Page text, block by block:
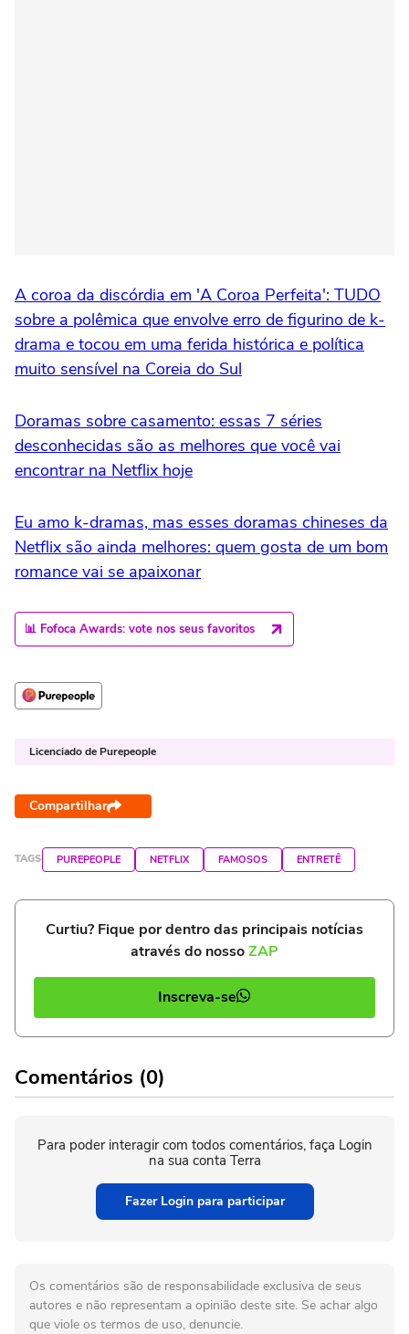
A coroa da discórdia em 'A Coroa Perfeita': TUDO
sobre a polêmica que envolve erro de figurino de k-
drama e tocou em uma ferida histórica e política
muito sensível na Coreia do Sul
Doramas sobre casamento: essas 7 séries
desconhecidas são as melhores que você vai
encontrar na Netflix hoje
Eu amo k-dramas, mas esses doramas chineses da
Netflix são ainda melhores: quem gosta de um bom
romance vai se apaixonar
📊 Fofoca Awards: vote nos seus favoritos
Licenciado de Purepeople
Compartilhar
TAGS PUREPEOPLE NETFLIX FAMOSOS ENTRETÊ
Curtiu? Fique por dentro das principais notícias
através do nossoZAP
Inscreva-se
Comentários (0)
Para poder interagir com todos comentários, faça Login
na sua conta Terra
Fazer Login para participar
Os comentários são de responsabilidade exclusiva de seus
autores e não representam a opinião deste site. Se achar algo
que viole os termos de uso, denuncie.